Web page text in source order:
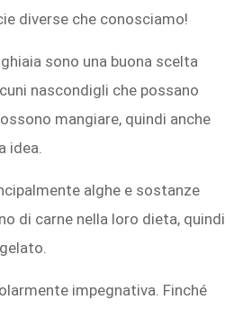
diverse che conosciamo!
sono una buona scelta
nascondigli che possano
mangiare, quindi anche
idea.
alghe e sostanze
di carne nella loro dieta, quindi
impegnativa. Finché